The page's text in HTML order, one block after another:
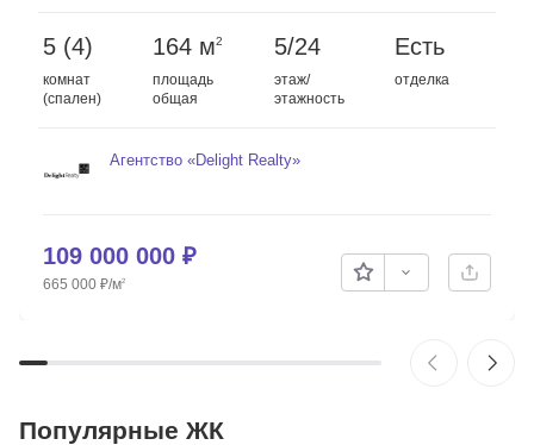
5 (4)
комнат
(спален)
164 м2
площадь
общая
5/24
этаж/
этажность
Есть
отделка
Агентство «Delight Realty»
109 000 000 ₽
665 000 ₽/м2
Популярные ЖК